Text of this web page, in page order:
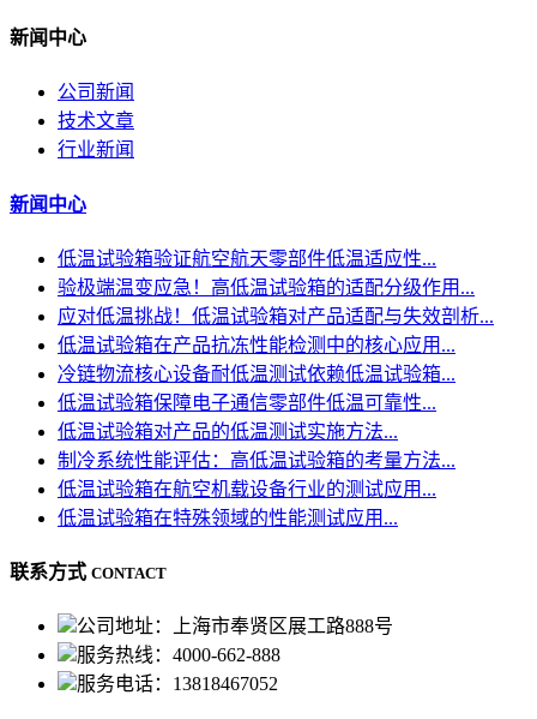
新闻中心
公司新闻
技术文章
行业新闻
新闻中心
低温试验箱验证航空航天零部件低温适应性...
验极端温变应急！高低温试验箱的适配分级作用...
应对低温挑战！低温试验箱对产品适配与失效剖析...
低温试验箱在产品抗冻性能检测中的核心应用...
冷链物流核心设备耐低温测试依赖低温试验箱...
低温试验箱保障电子通信零部件低温可靠性...
低温试验箱对产品的低温测试实施方法...
制冷系统性能评估：高低温试验箱的考量方法...
低温试验箱在航空机载设备行业的测试应用...
低温试验箱在特殊领域的性能测试应用...
联系方式 CONTACT
公司地址：上海市奉贤区展工路888号
服务热线：4000-662-888
服务电话：13818467052